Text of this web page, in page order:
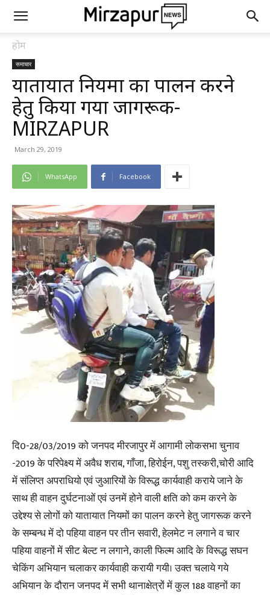
होम
समाचार
यातायात नियमों का पालन करने
हेतु किया गया जागरूक-
MIRZAPUR
March 29, 2019
WhatsApp Facebook
दि0-28/03/2019 को जनपद मीरजापुर में आगामी लोकसभा चुनाव
-2019 के परिपेक्ष्य में अवैध शराब, गाँजा, हिरोईन, पशु तस्करी,चोरी आदि
में संलिप्त अपराधियो एवं जुआरियों के विरूद्ध कार्यवाही कराये जाने के
साथ ही वाहन दुर्घटनाओं एवं उनमें होने वाली क्षति को कम करने के
उद्देश्य से लोगों को यातायात नियमों का पालन करने हेतु जागरूक करने
के सम्बन्ध में दो पहिया वाहन पर तीन सवारी, हेलमेट न लगाने व चार
पहिया वाहनों में सीट बेल्ट न लगाने, काली फिल्म आदि के विरूद्ध सघन
चेकिंग अभियान चलाकर कार्यवाही करायी गयी। उक्त चलाये गये
अभियान के दौरान जनपद में सभी थानाक्षेत्रों में कुल 188 वाहनों का